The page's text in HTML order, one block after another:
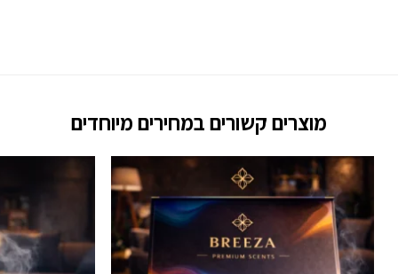
מוצרים קשורים במחירים מיוחדים